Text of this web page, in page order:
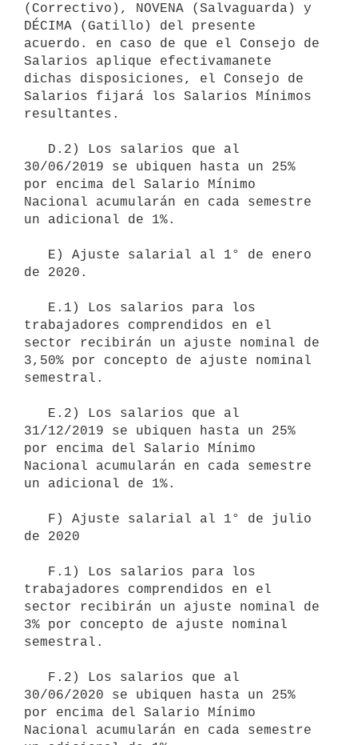
(Correctivo), NOVENA (Salvaguarda) y
DÉCIMA (Gatillo) del presente
acuerdo. en caso de que el Consejo de
Salarios aplique efectivamanete
dichas disposiciones, el Consejo de
Salarios fijará los Salarios Mínimos
resultantes.
30/06/2019 se ubiquen hasta un 25%
por encima del Salario Mínimo
Nacional acumularán en cada semestre
un adicional de 1%.
de 2020.
trabajadores comprendidos en el
sector recibirán un ajuste nominal de
3,50% por concepto de ajuste nominal
semestral.
31/12/2019 se ubiquen hasta un 25%
por encima del Salario Mínimo
Nacional acumularán en cada semestre
un adicional de 1%.
de 2020
trabajadores comprendidos en el
sector recibirán un ajuste nominal de
3% por concepto de ajuste nominal
semestral.
30/06/2020 se ubiquen hasta un 25%
por encima del Salario Mínimo
Nacional acumularán en cada semestre